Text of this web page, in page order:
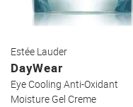
Estée Lauder
DayWear
Eye Cooling Anti-Oxidant
Moisture Gel Creme